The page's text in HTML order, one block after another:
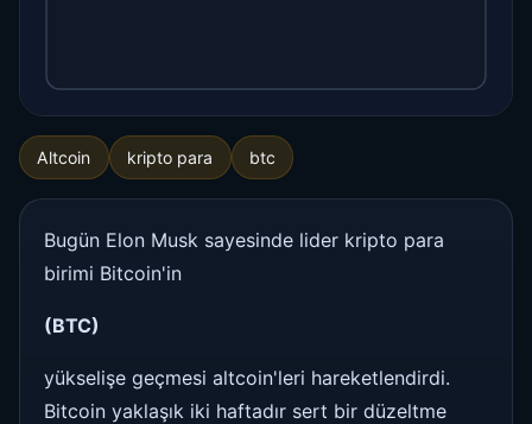
Altcoin kripto para btc
Bugün Elon Musk sayesinde lider kripto para
birimi Bitcoin'in
(BTC)
yükselişe geçmesi altcoin'leri hareketlendirdi.
Bitcoin yaklaşık iki haftadır sert bir düzeltme